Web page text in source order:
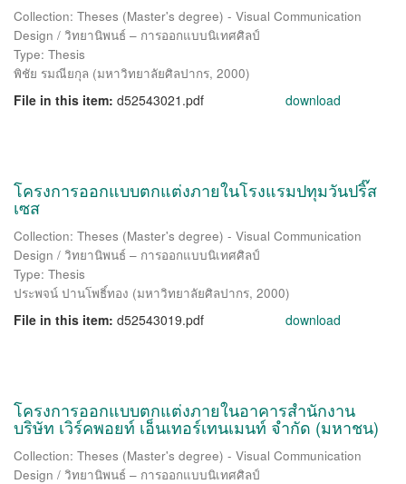
Collection: Theses (Master's degree) - Visual Communication
Design / วิทยานิพนธ์ – การออกแบบนิเทศศิลป์
Type: Thesis
พิชัย รมณียกุล (มหาวิทยาลัยศิลปากร, 2000)
File in this item: d52543021.pdf download
โครงการออกแบบตกแต่งภายในโรงแรมปทุมวันปริ๊ส
เซส
Collection: Theses (Master's degree) - Visual Communication
Design / วิทยานิพนธ์ – การออกแบบนิเทศศิลป์
Type: Thesis
ประพจน์ ปานโพธิ์ทอง (มหาวิทยาลัยศิลปากร, 2000)
File in this item: d52543019.pdf download
โครงการออกแบบตกแต่งภายในอาคารสำนักงาน
บริษัท เวิร์คพอยท์ เอ็นเทอร์เทนเมนท์ จำกัด (มหาชน)
Collection: Theses (Master's degree) - Visual Communication
Design / วิทยานิพนธ์ – การออกแบบนิเทศศิลป์